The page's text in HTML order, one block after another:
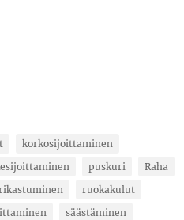
korkosijoittaminen
puskuri
Raha
ruokakulut
säästäminen